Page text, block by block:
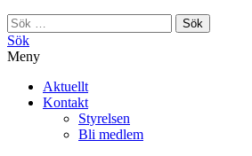
Sök
efter:
Sök
Meny
Aktuellt
Kontakt
Styrelsen
Bli medlem